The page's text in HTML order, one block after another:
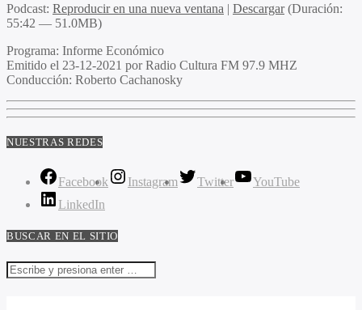
Podcast: Reproducir en una nueva ventana | Descargar(Duración:
55:42 — 51.0MB)
Programa: Informe Económico
Emitido el 23-12-2021 por Radio Cultura FM 97.9 MHZ
Conducción: Roberto Cachanosky
NUESTRAS REDES
Facebook Instagram Twitter
YouTube
LinkedIn
BUSCAR EN EL SITIO